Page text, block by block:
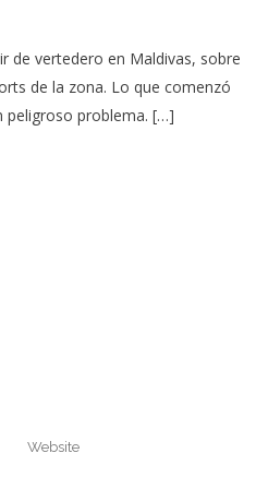
de vertedero en Maldivas, sobre
de la zona. Lo que comenzó
peligroso problema. […]